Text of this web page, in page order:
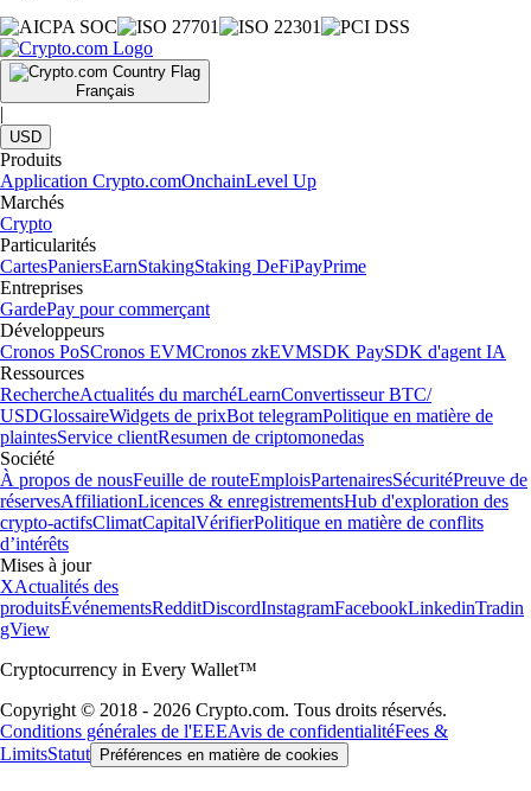
Français
|
USD
Produits
Application Crypto.comOnchainLevel Up
Marchés
Crypto
Particularités
CartesPaniersEarnStakingStaking DeFiPayPrime
Entreprises
GardePay pour commerçant
Développeurs
Cronos PoSCronos EVMCronos zkEVMSDK PaySDK d'agent IA
Ressources
RechercheActualités du marchéLearnConvertisseur BTC/
USDGlossaireWidgets de prixBot telegramPolitique en matière de
plaintesService clientResumen de criptomonedas
Société
À propos de nousFeuille de routeEmploisPartenairesSécuritéPreuve de
réservesAffiliationLicences & enregistrementsHub d'exploration des
crypto-actifsClimatCapitalVérifierPolitique en matière de conflits
d’intérêts
Mises à jour
XActualités des
produitsÉvénementsRedditDiscordInstagramFacebookLinkedinTradin
gView
Cryptocurrency in Every Wallet™
Copyright © 2018 - 2026 Crypto.com. Tous droits réservés.
Conditions générales de l'EEEAvis de confidentialitéFees &
LimitsStatut Préférences en matière de cookies